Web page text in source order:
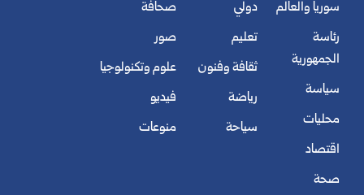
سوريا والعالم
رئاسة
الجمهورية
سياسة
محليات
اقتصاد
صحة
دولي
تعليم
ثقافة وفنون
رياضة
سياحة
صحافة
صور
علوم وتكنولوجيا
فيديو
منوعات